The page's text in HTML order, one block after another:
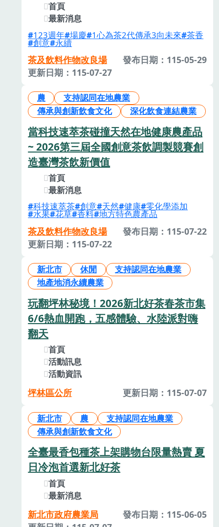
首頁
最新消息
123週年 場慶 1心為茶2代傳承3向未來 茶香
創意 永續
茶及飲料作物改良場
發布日期：115-05-29
更新日期：115-07-27
農
支持認同在地農業
傳承與創新飲食文化
深化飲食連結農業
當科技速萃茶碰撞天然在地健康農產品
~ 2026第三屆全國創意茶飲調製競賽創
造臺灣茶飲新價值
首頁
最新消息
科技速萃茶 創意 天然 健康 零化學添加
水果 花草 香料 地方特色農產品
茶及飲料作物改良場
發布日期：115-07-22
更新日期：115-07-22
新北市 休閒
支持認同在地農業
地產地消永續農業
玩翻坪林秘境！2026新北好茶春茶市集
6/6熱血開跑，五感體驗、水陸派對嗨
翻天
首頁
活動訊息
活動資訊
坪林區公所 更新日期：115-07-07
新北市 農
支持認同在地農業
傳承與創新飲食文化
全臺最香包種茶上架購物台限量熱賣 夏
日冷泡首選新北好茶
首頁
最新消息
新北市政府農業局
發布日期：115-06-05